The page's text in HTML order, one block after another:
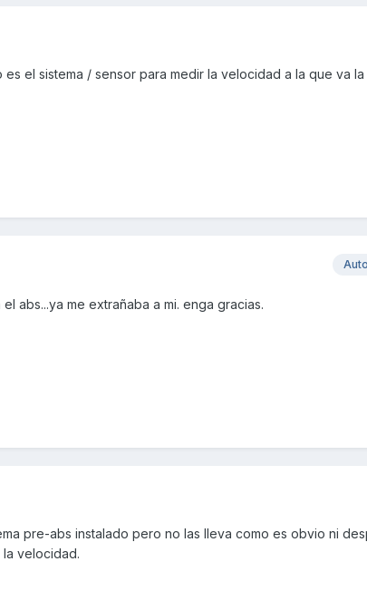
el sistema / sensor para medir la velocidad a la que va
abs...ya me extrañaba a mi. enga gracias.
pre-abs instalado pero no las lleva como es obvio ni
velocidad.